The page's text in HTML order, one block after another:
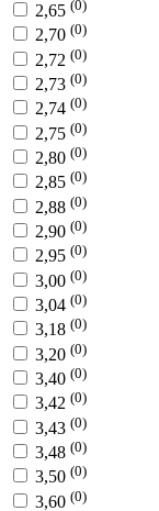
2,65 (0)
2,70 (0)
2,72 (0)
2,73 (0)
2,74 (0)
2,75 (0)
2,80 (0)
2,85 (0)
2,88 (0)
2,90 (0)
2,95 (0)
3,00 (0)
3,04 (0)
3,18 (0)
3,20 (0)
3,40 (0)
3,42 (0)
3,43 (0)
3,48 (0)
3,50 (0)
3,60 (0)